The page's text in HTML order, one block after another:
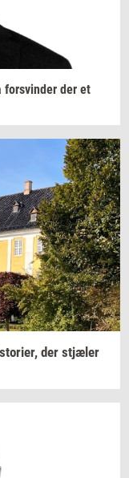
for­svin­der der et
der stjæ­ler